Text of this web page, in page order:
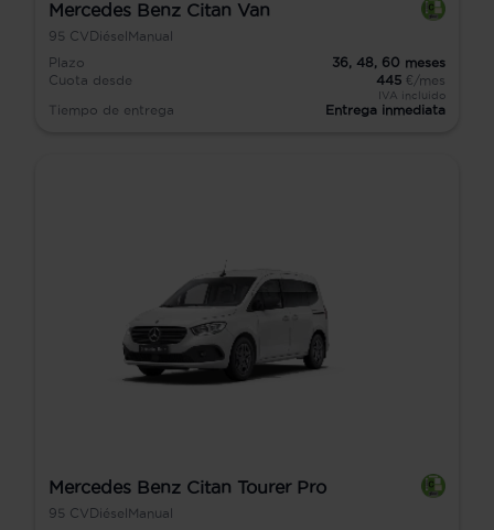
Mercedes Benz Citan Van
95 CVDiéselManual
Plazo
36, 48, 60 meses
Cuota desde
445 €/mes
IVA incluido
Tiempo de entrega Entrega inmediata
Mercedes Benz Citan Tourer Pro
95 CVDiéselManual